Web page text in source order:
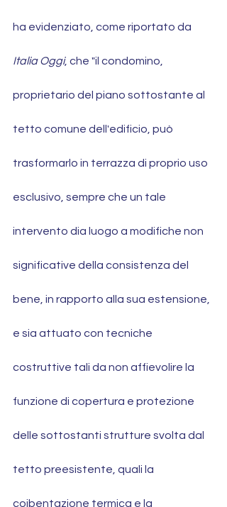
ha evidenziato, come riportato da
Italia Oggi, che "il condomino,
proprietario del piano sottostante al
tetto comune dell'edificio, può
trasformarlo in terrazza di proprio uso
esclusivo, sempre che un tale
intervento dia luogo a modifiche non
significative della consistenza del
bene, in rapporto alla sua estensione,
e sia attuato con tecniche
costruttive tali da non affievolire la
funzione di copertura e protezione
delle sottostanti strutture svolta dal
tetto preesistente, quali la
coibentazione termica e la